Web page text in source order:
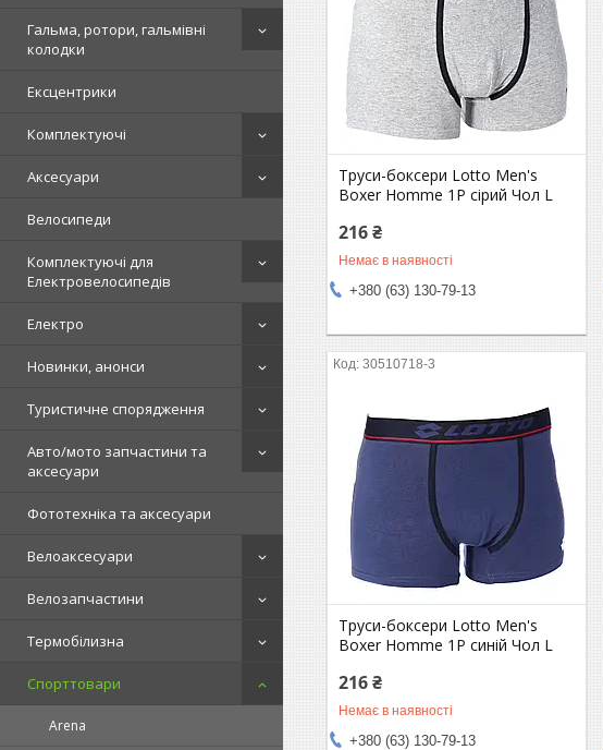
Гальма, ротори, гальмівні
колодки
Ексцентрики
Комплектуючі
Аксесуари
Велосипеди
Комплектуючі для
Електровелосипедів
Електро
Новинки, анонси
Туристичне спорядження
Авто/мото запчастини та
аксесуари
Фототехніка та аксесуари
Велоаксесуари
Велозапчастини
Термобілизна
Спорттовари
Arena
Труси-боксери Lotto Men's
Boxer Homme 1P сірий Чол L
216 ₴
Немає в наявності
+380 (63) 130-79-13
30510718-3
Труси-боксери Lotto Men's
Boxer Homme 1P синій Чол L
216 ₴
Немає в наявності
+380 (63) 130-79-13